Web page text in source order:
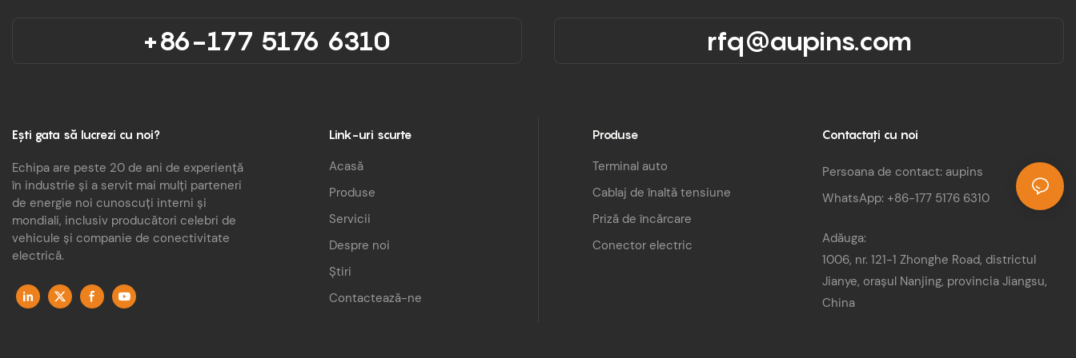
+86-177 5176 6310 rfq@aupins.com
Ești gata să lucrezi cu noi?
Echipa are peste 20 de ani de experiență
în industrie și a servit mai mulți parteneri
de energie noi cunoscuți interni și
mondiali, inclusiv producători celebri de
vehicule și companie de conectivitate
electrică.
Link-uri scurte
Acasă
Produse
Servicii
Despre noi
Știri
Contactează-ne
Produse
Terminal auto
Cablaj de înaltă tensiune
Priză de încărcare
Conector electric
Contactaţi cu noi
Persoana de contact: aupins
WhatsApp: +86-177 5176 6310
Adăuga:
1006, nr. 121-1 Zhonghe Road, districtul
Jianye, orașul Nanjing, provincia Jiangsu,
China